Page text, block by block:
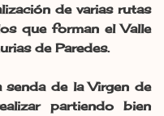
de varias rutas
que forman el Valle
de Paredes.
de la Virgen de
partiendo bien